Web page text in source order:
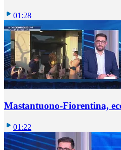
01:28
Mastantuono-Fiorentina,
01:22